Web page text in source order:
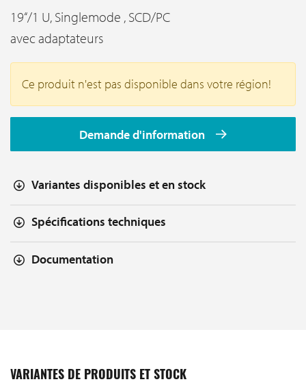
19‘‘/1 U, Singlemode , SCD/PC
avec adaptateurs
Ce produit n'est pas disponible dans votre région!
Demande d'information
Variantes disponibles et en stock
Spécifications techniques
Documentation
VARIANTES DE PRODUITS ET STOCK